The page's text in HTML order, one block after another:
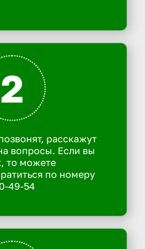
2
расскажут
вопросы. Если вы
то можете
по номеру
49-54